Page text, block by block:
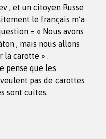
, et un citoyen Russe
le français m’a
= « Nous avons
, mais nous allons
la carotte » .
pense que les
pas de carottes
sont cuites.